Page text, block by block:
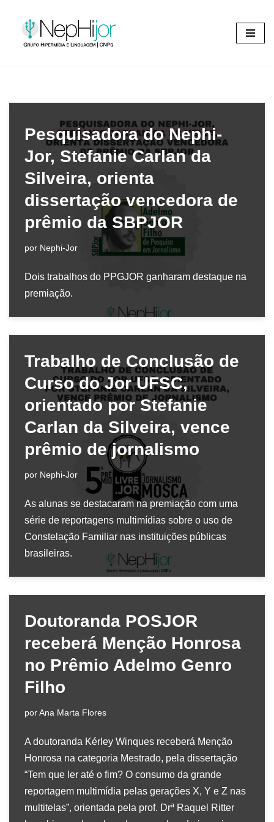
Pular
Pesquisadora do Nephi-
Jor, Stefanie Carlan da
Silveira, orienta
dissertação vencedora de
prêmio da SBPJOR
por Nephi-Jor
Dois trabalhos do PPGJOR ganharam destaque na
premiação.
Trabalho de Conclusão de
Curso do Jor UFSC,
orientado por Stefanie
Carlan da Silveira, vence
prêmio de jornalismo
por Nephi-Jor
As alunas se destacaram na premiação com uma
série de reportagens multimídias sobre o uso de
Constelação Familiar nas instituições públicas
brasileiras.
Doutoranda POSJOR
receberá Menção Honrosa
no Prêmio Adelmo Genro
Filho
porAna Marta Flores
A doutoranda Kérley Winques receberá Menção
Honrosa na categoria Mestrado, pela dissertação
“Tem que ler até o fim? O consumo da grande
reportagem multimídia pelas gerações X, Y e Z nas
multitelas”, orientada pela prof. Drª Raquel Ritter